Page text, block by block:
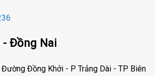
- Đồng Nai
Đồng Khởi - P Trảng Dài - TP Biên